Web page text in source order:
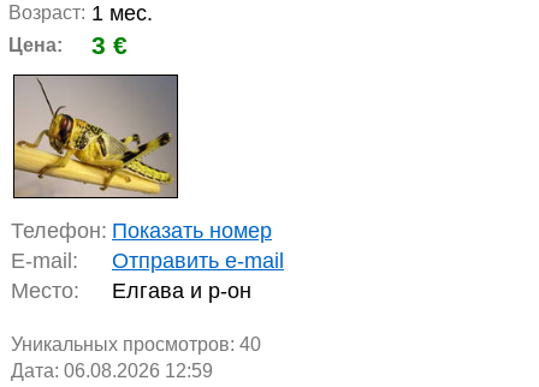
Возраст: 1 мес.
Цена: 3 €
Телефон: Показать номер
E-mail:
Отправить e-mail
Место:
Елгава и р-он
Уникальных просмотров: 40
Дата: 06.08.2026 12:59